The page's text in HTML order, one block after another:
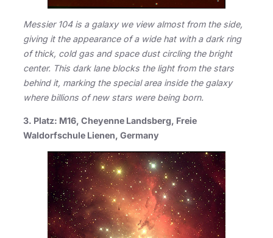
Messier 104 is a galaxy we view almost from the side,
giving it the appearance of a wide hat with a dark ring
of thick, cold gas and space dust circling the bright
center. This dark lane blocks the light from the stars
behind it, marking the special area inside the galaxy
where billions of new stars were being born.
3. Platz: M16, Cheyenne Landsberg, Freie
Waldorfschule Lienen, Germany